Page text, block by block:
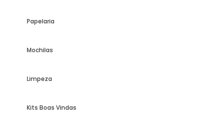
Papelaria
Mochilas
Limpeza
Kits Boas Vindas